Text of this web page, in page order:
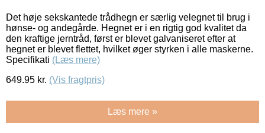
Det høje sekskantede trådhegn er særlig velegnet til brug i
hønse- og andegårde. Hegnet er i en rigtig god kvalitet da
den kraftige jerntråd, først er blevet galvaniseret efter at
hegnet er blevet flettet, hvilket øger styrken i alle maskerne.
Specifikati (Læs mere)
649.95 kr. (Vis fragtpris)
Læs mere »